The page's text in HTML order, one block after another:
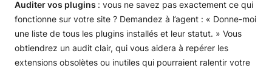
Auditer vos plugins : vous ne savez pas exactement ce qui
fonctionne sur votre site ? Demandez à l’agent : « Donne-moi
une liste de tous les plugins installés et leur statut. » Vous
obtiendrez un audit clair, qui vous aidera à repérer les
extensions obsolètes ou inutiles qui pourraient ralentir votre